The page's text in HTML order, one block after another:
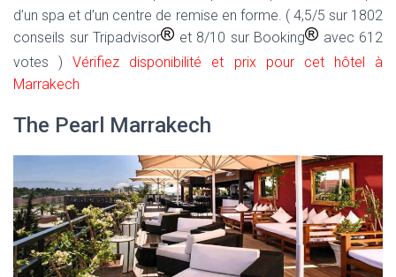
d’un spa et d’un centre de remise en forme. ( 4,5/5 sur 1802
conseils sur Tripadvisor
et 8/10 sur Booking
avec 612
votes )Vérifiez disponibilité et prix pour cet hôtel à
Marrakech
The Pearl Marrakech